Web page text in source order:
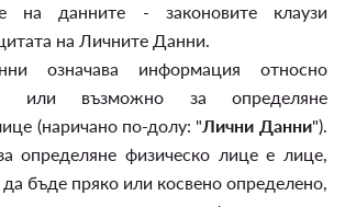
на данните - законовите клаузи
на Личните Данни.
означава информация относно
или възможно за определяне
(наричано по-долу: "Лични Данни").
определяне физическо лице е лице,
бъде пряко или косвено определено,